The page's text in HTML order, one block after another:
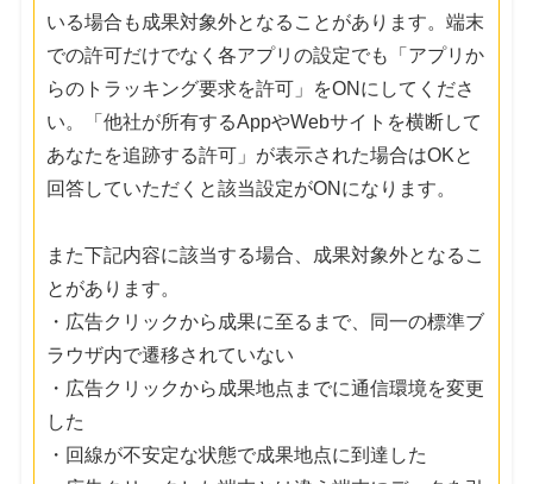
いる場合も成果対象外となることがあります。端末
での許可だけでなく各アプリの設定でも「アプリか
らのトラッキング要求を許可」をONにしてくださ
い。「他社が所有するAppやWebサイトを横断して
あなたを追跡する許可」が表示された場合はOKと
回答していただくと該当設定がONになります。
また下記内容に該当する場合、成果対象外となるこ
とがあります。
・広告クリックから成果に至るまで、同一の標準ブ
ラウザ内で遷移されていない
・広告クリックから成果地点までに通信環境を変更
した
・回線が不安定な状態で成果地点に到達した